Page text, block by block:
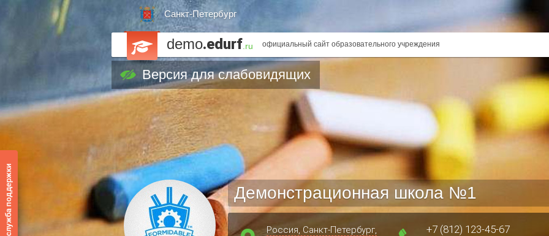
Санкт-Петербург
demo.edurf .ru официальный сайт образовательного учреждения
Версия для слабовидящих
Демонстрационная школа №1
Россия, Санкт-Петербург,
+7 (812) 123-45-67